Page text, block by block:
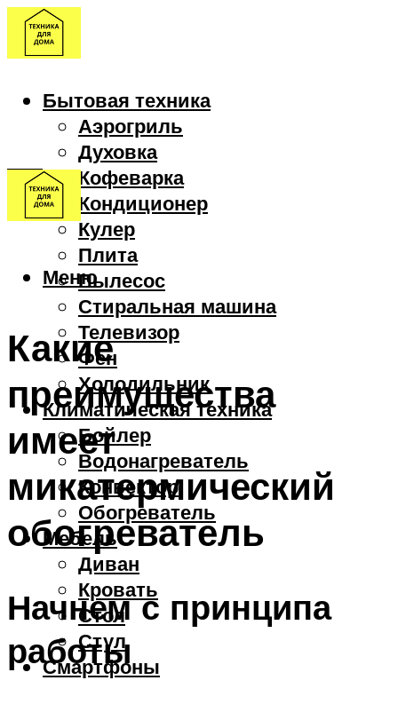
Бытовая техника
Аэрогриль
Духовка
Кофеварка
Кондиционер
Кулер
Плита
Пылесос
Стиральная машина
Телевизор
Фен
Холодильник
Климатическая техника
Бойлер
Водонагреватель
Конвектор
Обогреватель
Мебель
Диван
Кровать
Стол
Стул
Смартфоны
Меню
Какие
преимущества
имеет
микатермический
обогреватель
Начнем с принципа
работы